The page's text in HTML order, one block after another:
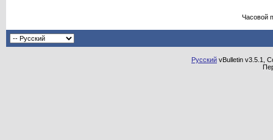
Часовой
Русский vBulletin v3.5.1,